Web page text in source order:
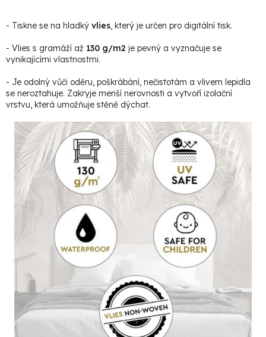
- Tiskne se na hladký vlies, který je určen pro digitální tisk.
- Vlies s gramáží až 130 g/m2 je pevný a vyznačuje se
vynikajícími vlastnostmi.
- Je odolný vůči oděru, poškrábání, nečistotám a vlivem lepidla
se neroztahuje. Zakryje menší nerovnosti a vytvoří izolační
vrstvu, která umožňuje stěně dýchat.